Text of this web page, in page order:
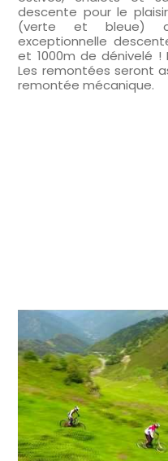
descente pour le
(verte et bleue)
exceptionnelle
et 1000m de dénivelé !
Les remontées seront
remontée mécanique.